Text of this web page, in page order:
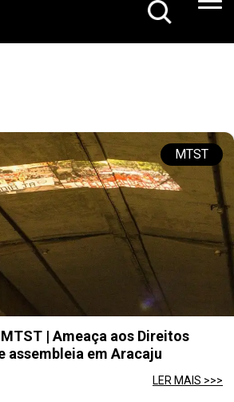
MTST
| Ameaça aos Direitos
assembleia em Aracaju
LER MAIS >>>